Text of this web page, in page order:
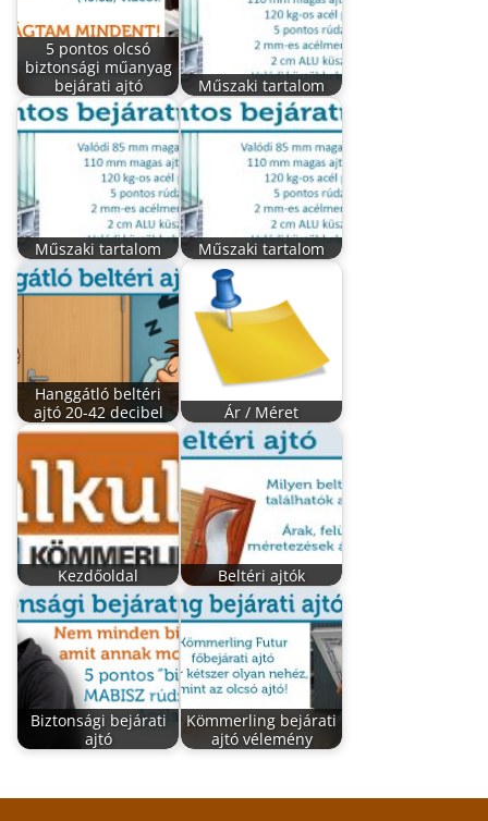
5 pontos olcsó
biztonsági műanyag
bejárati ajtó
Műszaki tartalom
Műszaki tartalom Műszaki tartalom
Hanggátló beltéri
ajtó 20-42 decibel
Ár / Méret
Kezdőoldal Beltéri ajtók
Biztonsági bejárati
ajtó
Kömmerling bejárati
ajtó vélemény